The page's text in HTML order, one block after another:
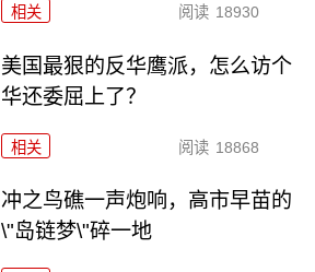
相关 阅读 18930
美国最狠的反华鹰派，怎么访个
华还委屈上了？
相关 阅读 18868
冲之鸟礁一声炮响，高市早苗的
\"岛链梦\"碎一地